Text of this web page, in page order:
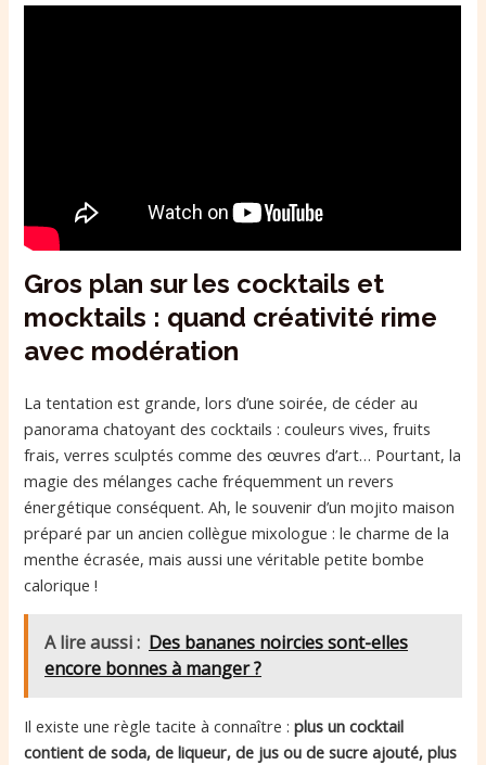
Gros plan sur les cocktails et
mocktails : quand créativité rime
avec modération
La tentation est grande, lors d’une soirée, de céder au
panorama chatoyant des cocktails : couleurs vives, fruits
frais, verres sculptés comme des œuvres d’art… Pourtant, la
magie des mélanges cache fréquemment un revers
énergétique conséquent. Ah, le souvenir d’un mojito maison
préparé par un ancien collègue mixologue : le charme de la
menthe écrasée, mais aussi une véritable petite bombe
calorique !
A lire aussi : Des bananes noircies sont-elles
encore bonnes à manger ?
Il existe une règle tacite à connaître :plus un cocktail
contient de soda, de liqueur, de jus ou de sucre ajouté, plus